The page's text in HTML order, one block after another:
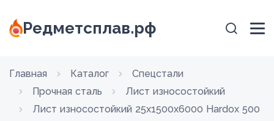
Редметсплав.рф
Главная Каталог
Спецстали
Прочная сталь
Лист износостойкий
Лист износостойкий 25x1500х6000 Hardox 500